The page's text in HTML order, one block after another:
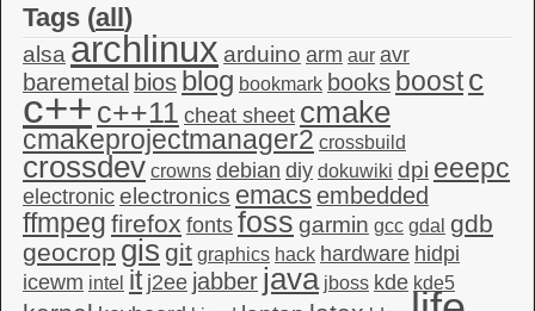
Tags (all)
alsaarchlinux arduino arm aur avr
baremetal bios blog bookmark books boost c
c++c++11 cheat sheet cmake
cmakeprojectmanager2 crossbuild
crossdev crowns debian diy dokuwiki dpi eeepc
electronic electronics emacsembedded
ffmpeg firefox fonts foss garmin gcc gdal gdb
geocrop gis git graphics hack hardware hidpi
icewm intel it j2ee jabber java jboss kde kde5